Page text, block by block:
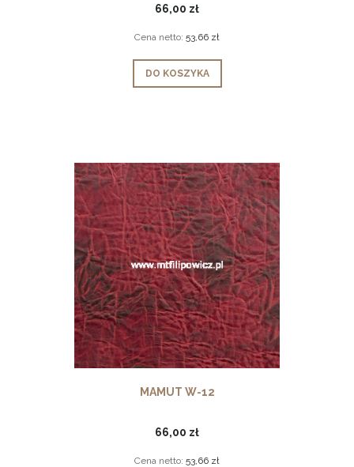
66,00 zł
Cena netto: 53,66 zł
DO KOSZYKA
MAMUT W-12
66,00 zł
Cena netto: 53,66 zł